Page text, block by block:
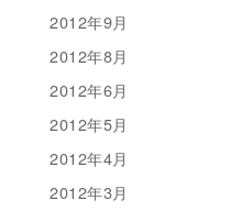
2012年9月
2012年8月
2012年6月
2012年5月
2012年4月
2012年3月